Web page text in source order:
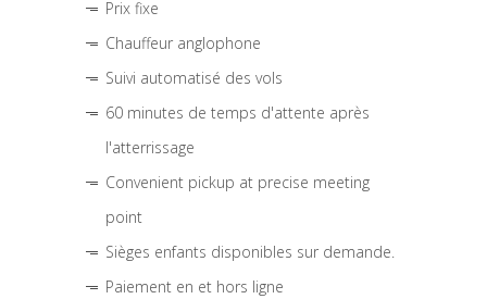
Prix fixe
Chauffeur anglophone
Suivi automatisé des vols
60 minutes de temps d'attente après
l'atterrissage
Convenient pickup at precise meeting
point
Sièges enfants disponibles sur demande.
Paiement en et hors ligne